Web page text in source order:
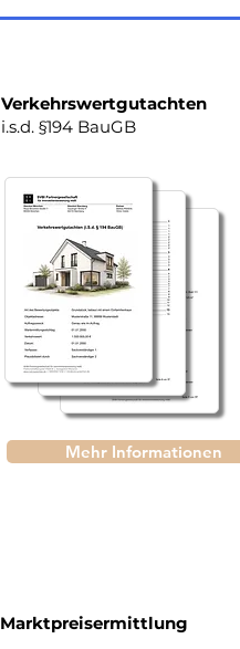
Verkehrswertgutachten
i.s.d. §194 BauGB
Mehr Informationen
Marktpreisermittlung